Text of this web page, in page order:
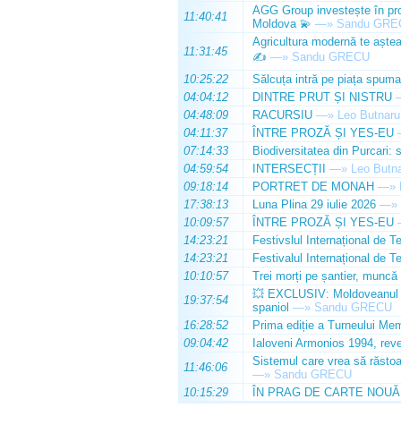
11:40:41
AGG Group investește în
Moldova 💫 —» Sandu
11:31:45
Agricultura modernă te
✍️ —» Sandu GRECU
10:25:22
Sălcuța intră pe piața
04:04:12
DINTRE PRUT ȘI NISTRU
04:48:09
RACURSIU —» Leo Butnaru
04:11:37
ÎNTRE PROZĂ ȘI YES-EU
07:14:33
Biodiversitatea din Purcari:
04:59:54
INTERSECȚII —» Leo
09:18:14
PORTRET DE MONAH —»
17:38:13
Luna Plina 29 iulie 2026 —»
10:09:57
ÎNTRE PROZĂ ȘI YES-EU
14:23:21
Festivslul Internațional de
14:23:21
Festivalul Internațional de
10:10:57
Trei morți pe șantier, muncă
19:37:54
💥 EXCLUSIV:
spaniol —» Sandu GRECU
16:28:52
Prima ediție a Turneului
09:04:42
Ialoveni Armonios 1994,
11:46:06
Sistemul care vrea să
—» Sandu GRECU
10:15:29
ÎN PRAG DE CARTE NOUĂ